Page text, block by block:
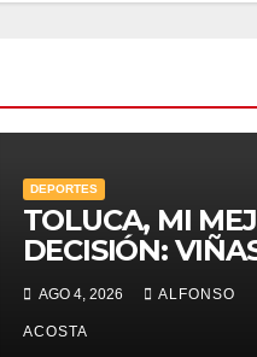
DEPORTES
TOLUCA, MI
DECISIÓN:
AGO 4, 2026 ALFONSO
ACOSTA